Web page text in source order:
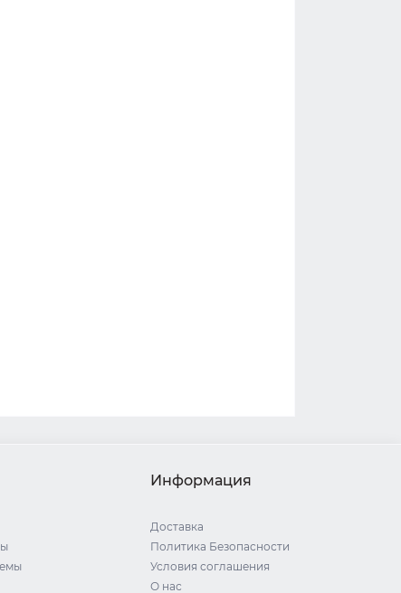
Информация
Доставка
Политика Безопасности
Условия соглашения
О нас